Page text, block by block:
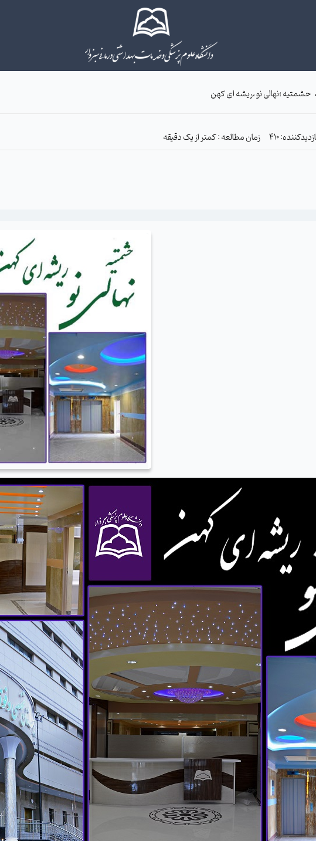
حشمتیه ؛نهالی نو ،ریشه ای کهن
زمان مطالعه : کمتر از یک دقیقه